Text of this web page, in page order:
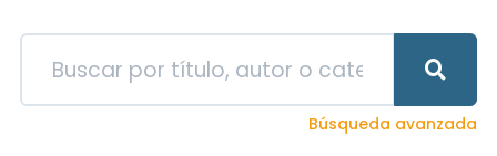
Búsqueda avanzada